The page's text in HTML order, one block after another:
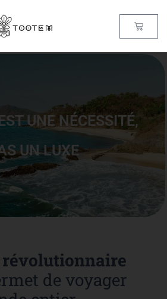
UNE NÉCESSITÉ,
UN LUXE
révolutionnaire
de voyager